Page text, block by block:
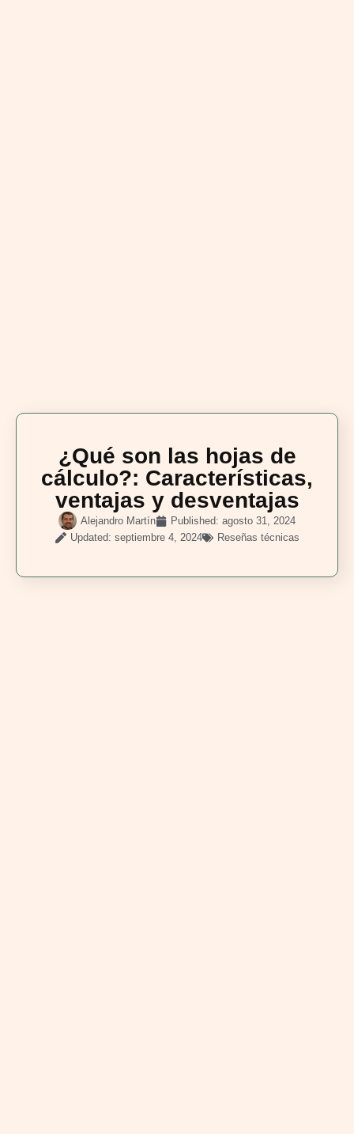
¿Qué son las hojas de
cálculo?: Características,
ventajas y desventajas
Alejandro Martín Published: agosto 31, 2024
Updated: septiembre 4, 2024
Reseñas técnicas